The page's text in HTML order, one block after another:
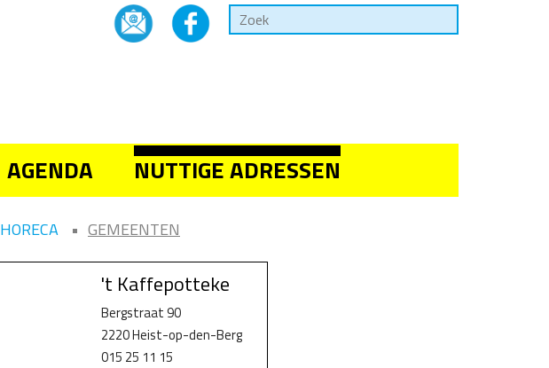
AGENDA NUTTIGE ADRESSEN
HORECA GEMEENTEN
't Kaffepotteke
Bergstraat 90
2220 Heist-op-den-Berg
015 25 11 15